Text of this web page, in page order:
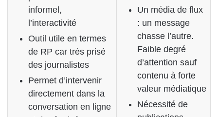
informel,
l’interactivité
Outil utile en termes
de RP car très prisé
des journalistes
Permet d’intervenir
directement dans la
conversation en ligne
Un média de flux
: un message
chasse l’autre.
Faible degré
d’attention sauf
contenu à forte
valeur médiatique
Nécessité de